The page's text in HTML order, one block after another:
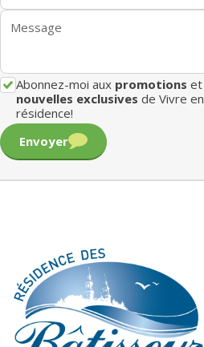
Abonnez-moi aux promotions et
nouvelles exclusives de Vivre en
résidence!
Envoyer